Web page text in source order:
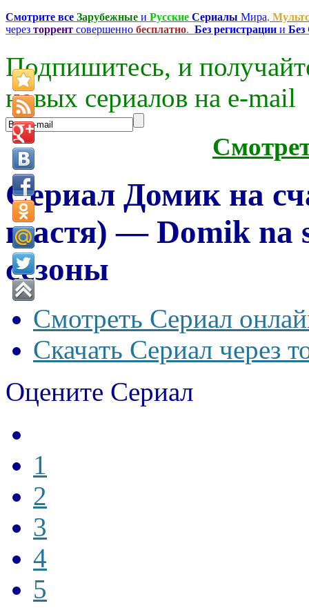
Смотрите все Зарубежные и Русские Сериалы Мира,
через торрент совершенно бесплатно. Без регистрации и
Подпишитесь, и
новых сериалов на e-mаil
Сериал Домик на
щастя) — Domik na
сезоны
Смотреть Сериал
Скачать Сериал через
Оцените Сериал
1
2
3
4
5